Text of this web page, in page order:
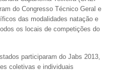
do Congresso Técnico Geral e
das modalidades natação e
os locais de competições do
participaram do Jabs 2013,
coletivas e individuais